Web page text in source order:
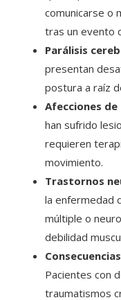
comunicarse o
tras un evento
Parálisis
presentan
postura a raíz
Afecciones de
han sufrido
requieren
movimiento.
Trastornos
la enfermedad
múltiple o
debilidad
Pacientes con
traumatismos